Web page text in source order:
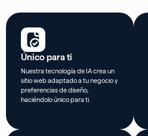
Único para ti
Nuestra tecnología de IA crea un
sitio web adaptado a tu negocio y
preferencias de diseño,
haciéndolo único para ti.